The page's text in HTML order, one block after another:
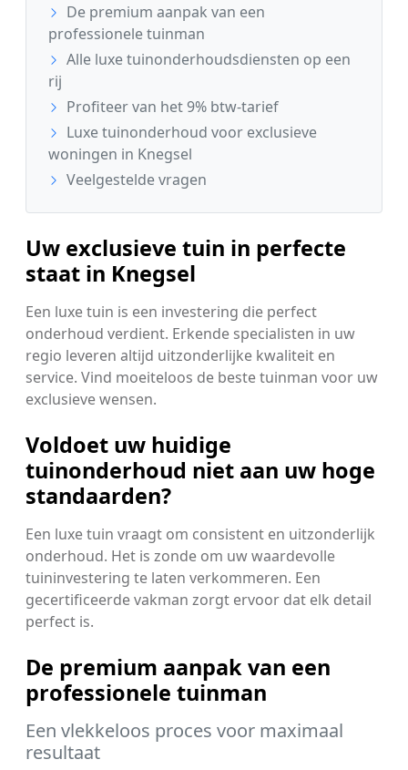
De premium aanpak van een
professionele tuinman
Alle luxe tuinonderhoudsdiensten op een
rij
Profiteer van het 9% btw-tarief
Luxe tuinonderhoud voor exclusieve
woningen in Knegsel
Veelgestelde vragen
Uw exclusieve tuin in perfecte
staat in Knegsel
Een luxe tuin is een investering die perfect
onderhoud verdient. Erkende specialisten in uw
regio leveren altijd uitzonderlijke kwaliteit en
service. Vind moeiteloos de beste tuinman voor uw
exclusieve wensen.
Voldoet uw huidige
tuinonderhoud niet aan uw hoge
standaarden?
Een luxe tuin vraagt om consistent en uitzonderlijk
onderhoud. Het is zonde om uw waardevolle
tuininvestering te laten verkommeren. Een
gecertificeerde vakman zorgt ervoor dat elk detail
perfect is.
De premium aanpak van een
professionele tuinman
Een vlekkeloos proces voor maximaal
resultaat